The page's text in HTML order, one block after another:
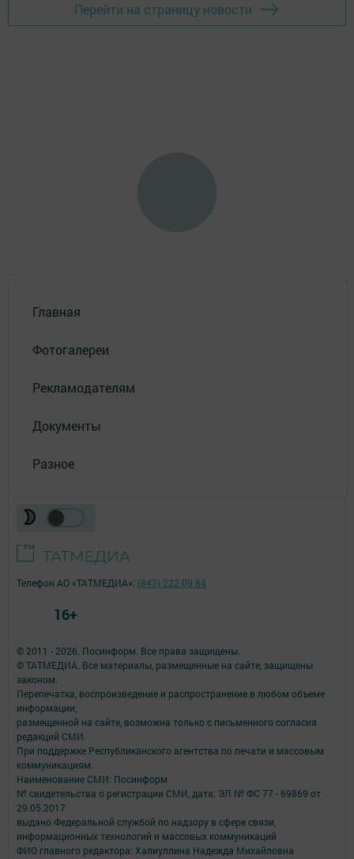
Перейти на страницу новости
Главная
Фотогалереи
Рекламодателям
Документы
Разное
© 2011 - 2026. Посинформ. Все права защищены.
© ТАТМЕДИА. Все материалы, размещенные на сайте, защищены
законом.
Перепечатка, воспроизведение и распространение в любом объеме
информации,
размещенной на сайте, возможна только с письменного согласия
редакций СМИ.
При поддержке Республиканского агентства по печати и массовым
коммуникациям.
Наименование СМИ: Посинформ
№ свидетельства о регистрации СМИ, дата: ЭЛ № ФС 77 - 69869 от
29.05.2017
выдано Федеральной службой по надзору в сфере связи,
информационных технологий и массовых коммуникаций
ФИО главного редактора: Халиуллина Надежда Михайловна
Телефон АО «ТАТМЕДИА»: (843) 222 09 84
16+